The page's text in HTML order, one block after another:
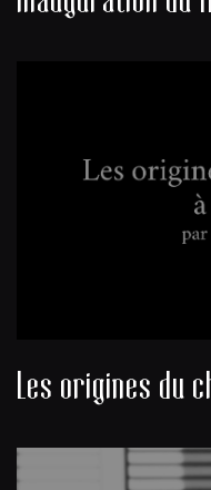
Les origines du